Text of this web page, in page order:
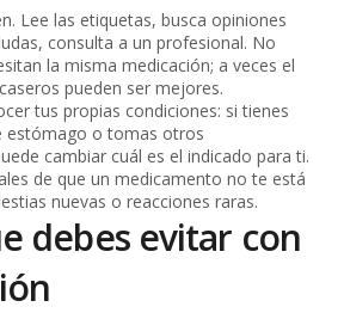
Lee las etiquetas, busca opiniones
consulta a un profesional. No
la misma medicación; a veces el
pueden ser mejores.
tus propias condiciones: si tienes
estómago o tomas otros
cambiar cuál es el indicado para ti.
de que un medicamento no te está
nuevas o reacciones raras.
debes evitar con